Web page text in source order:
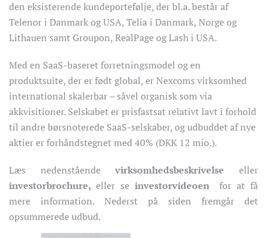
den eksisterende kundeportefølje, der bl.a. består af
Telenor i Danmark og USA, Telia i Danmark, Norge og
Lithauen samt Groupon, RealPage og Lash i USA.
Med en SaaS-baseret forretningsmodel og en
produktsuite, der er født global, er Nexcoms virksomhed
international skalerbar – såvel organisk som via
akkvisitioner. Selskabet er prisfastsat relativt lavt i forhold
til andre børsnoterede SaaS-selskaber, og udbuddet af nye
aktier er forhåndstegnet med 40% (DKK 12 mio.).
Læs nedenståendevirksomhedsbeskrivelse eller
investorbrochure, eller seinvestorvideoen
for at få
mere information. Nederst på siden fremgår det
opsummerede udbud.